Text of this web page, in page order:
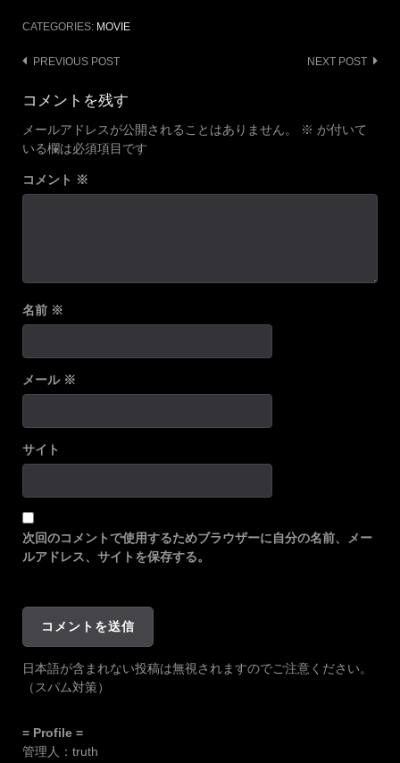
CATEGORIES: MOVIE
Post
navigation
PREVIOUS POST NEXT POST
コメントを残す
メールアドレスが公開されることはありません。 ※ が付いて
いる欄は必須項目です
コメント ※
名前 ※
メール ※
サイト
次回のコメントで使用するためブラウザーに自分の名前、メー
ルアドレス、サイトを保存する。
日本語が含まれない投稿は無視されますのでご注意ください。
（スパム対策）
= Profile =
管理人：truth